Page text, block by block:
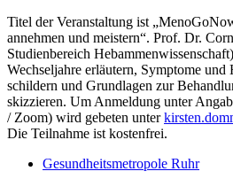
Titel der Veranstaltung ist
annehmen und meistern“. Prof. Dr.
Studienbereich
Wechseljahre erläutern, Symptome und
schildern und Grundlagen zur
skizzieren. Um Anmeldung unter
/ Zoom) wird gebeten unter
Die Teilnahme ist kostenfrei.
Gesundheitsmetropole Ruhr